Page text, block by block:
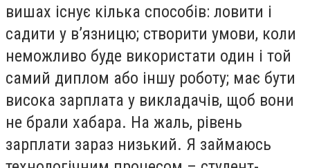
вишах існує кілька способів: ловити і
садити у в’язницю; створити умови, коли
неможливо буде використати один і той
самий диплом або іншу роботу; має бути
висока зарплата у викладачів, щоб вони
не брали хабара. На жаль, рівень
зарплати зараз низький. Я займаюсь